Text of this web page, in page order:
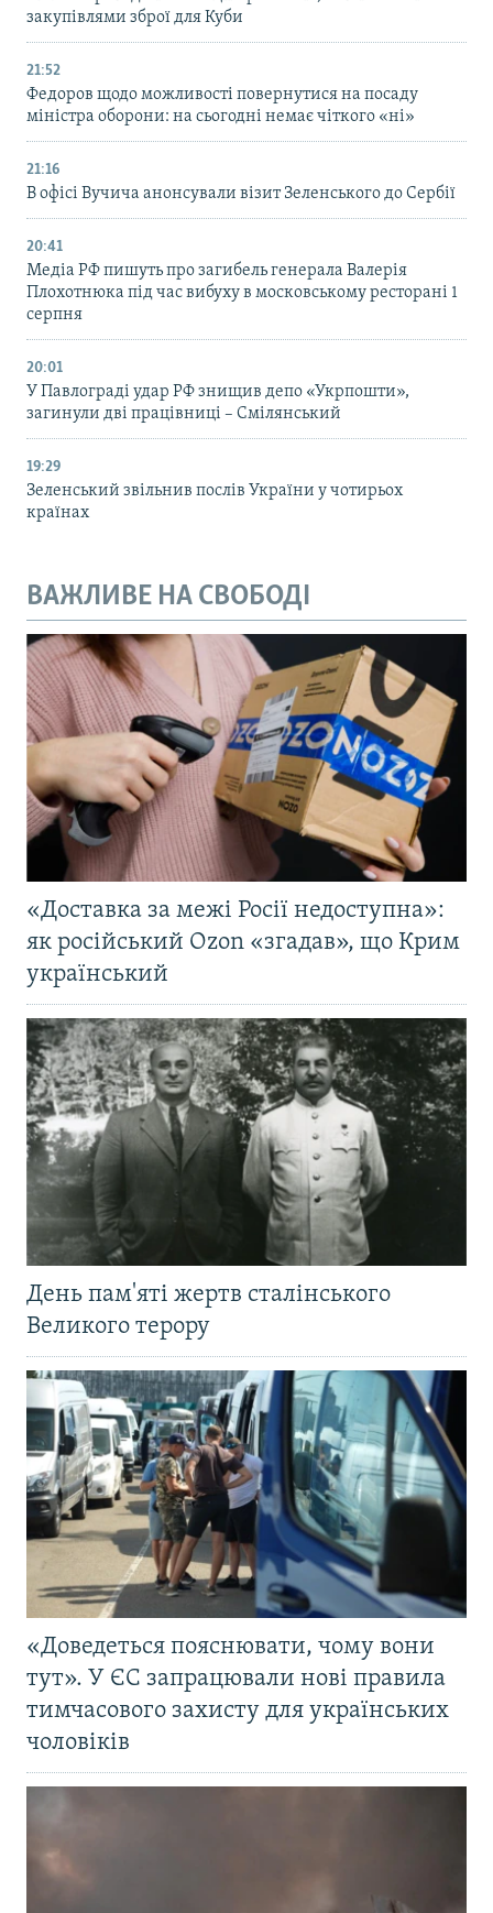
закупівлями зброї для Куби
21:52
Федоров щодо можливості повернутися на посаду
міністра оборони: на сьогодні немає чіткого «ні»
21:16
В офісі Вучича анонсували візит Зеленського до Сербії
20:41
Медіа РФ пишуть про загибель генерала Валерія
Плохотнюка під час вибуху в московському ресторані 1
серпня
20:01
У Павлограді удар РФ знищив депо «Укрпошти»,
загинули дві працівниці – Смілянський
19:29
Зеленський звільнив послів України у чотирьох
країнах
ВАЖЛИВЕ НА СВОБОДІ
«Доставка за межі Росії недоступна»:
як російський Ozon «згадав», що Крим
український
День пам'яті жертв сталінського
Великого терору
«Доведеться пояснювати, чому вони
тут». У ЄС запрацювали нові правила
тимчасового захисту для українських
чоловіків